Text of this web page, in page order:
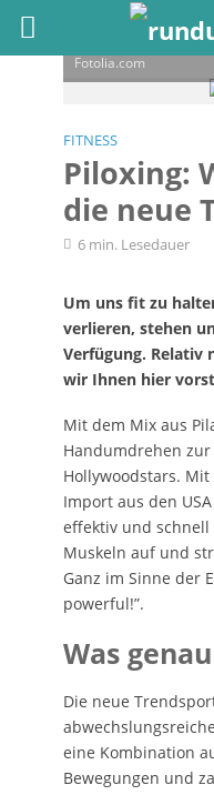
Fotolia.com
FITNESS
Piloxing:
die neue
6 min. Lesedauer
Um uns fit zu
verlieren, stehen
Verfügung. Relativ
wir Ihnen hier
Mit dem Mix aus
Handumdrehen
Hollywoodstars.
Import aus den
effektiv und schnell
Muskeln auf und
Ganz im Sinne der
powerful!”.
Was
Die neue
eine Kombination
Bewegungen und